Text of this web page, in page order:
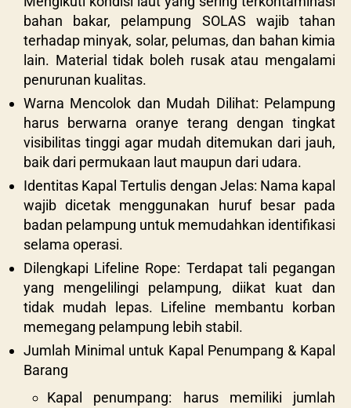
bahan bakar, pelampung SOLAS wajib tahan
terhadap minyak, solar, pelumas, dan bahan kimia
lain. Material tidak boleh rusak atau mengalami
penurunan kualitas.
Warna Mencolok dan Mudah Dilihat: Pelampung
harus berwarna oranye terang dengan tingkat
visibilitas tinggi agar mudah ditemukan dari jauh,
baik dari permukaan laut maupun dari udara.
Identitas Kapal Tertulis dengan Jelas: Nama kapal
wajib dicetak menggunakan huruf besar pada
badan pelampung untuk memudahkan identifikasi
selama operasi.
Dilengkapi Lifeline Rope: Terdapat tali pegangan
yang mengelilingi pelampung, diikat kuat dan
tidak mudah lepas. Lifeline membantu korban
memegang pelampung lebih stabil.
Jumlah Minimal untuk Kapal Penumpang & Kapal
Barang
Kapal penumpang: harus memiliki jumlah